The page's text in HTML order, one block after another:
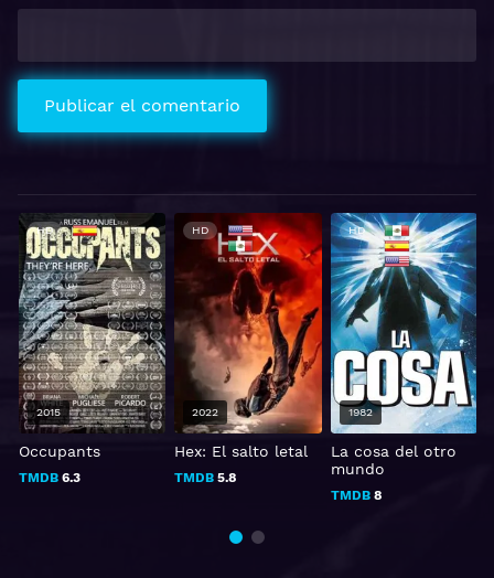
Occupants
TMDB6.3
HD
2015
Hex: El salto letal
TMDB 5.8
HD
2022
La cosa del otro
mundo
TMDB8
HD
1982